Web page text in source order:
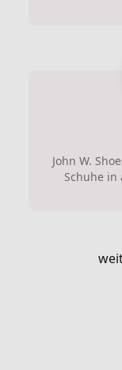
John W.
Schuhe in